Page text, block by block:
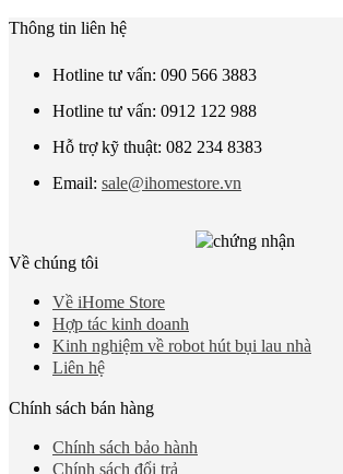
Thông tin liên hệ
Hotline tư vấn: 090 566 3883
Hotline tư vấn: 0912 122 988
Hỗ trợ kỹ thuật: 082 234 8383
Email: sale@ihomestore.vn
Về chúng tôi
Về iHome Store
Hợp tác kinh doanh
Kinh nghiệm về robot hút bụi lau nhà
Liên hệ
Chính sách bán hàng
Chính sách bảo hành
Chính sách đổi trả